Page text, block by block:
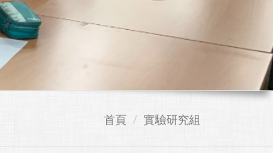
首頁 實驗研究組